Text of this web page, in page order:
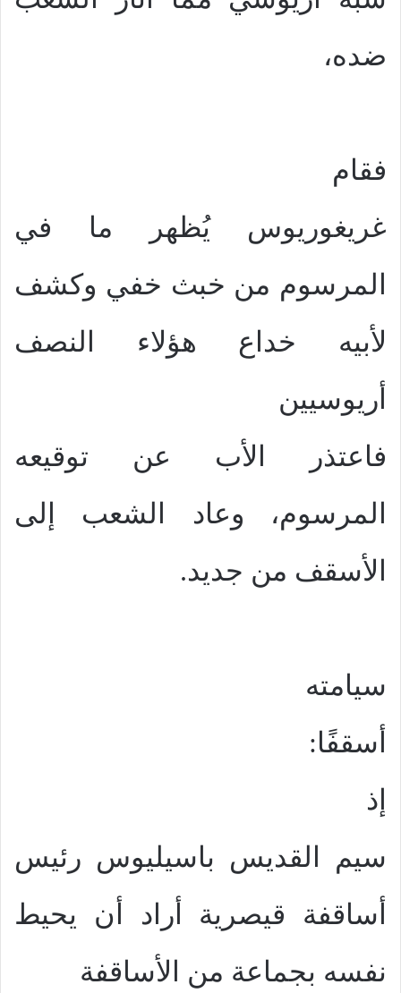
ضده،
فقام
غريغوريوس يُظهر ما في
المرسوم من خبث خفي وكشف
لأبيه خداع هؤلاء النصف
أريوسيين
فاعتذر الأب عن توقيعه
المرسوم، وعاد الشعب إلى
الأسقف من جديد.
سيامته
أسقفًا:
إذ
سيم القديس باسيليوس رئيس
أساقفة قيصرية أراد أن يحيط
نفسه بجماعة من الأساقفة